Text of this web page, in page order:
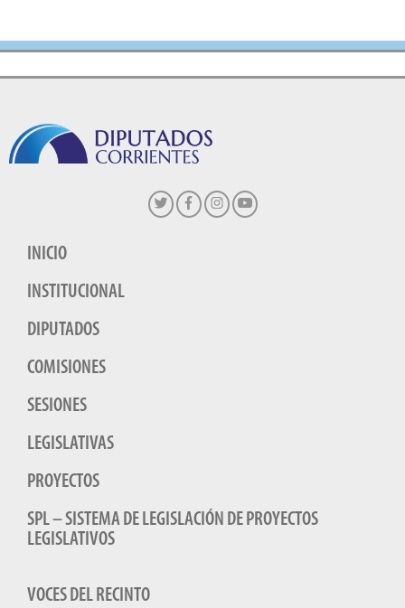
INICIO
INSTITUCIONAL
DIPUTADOS
COMISIONES
SESIONES
LEGISLATIVAS
PROYECTOS
SPL – SISTEMA DE LEGISLACIÓN DE PROYECTOS
LEGISLATIVOS
VOCES DEL RECINTO